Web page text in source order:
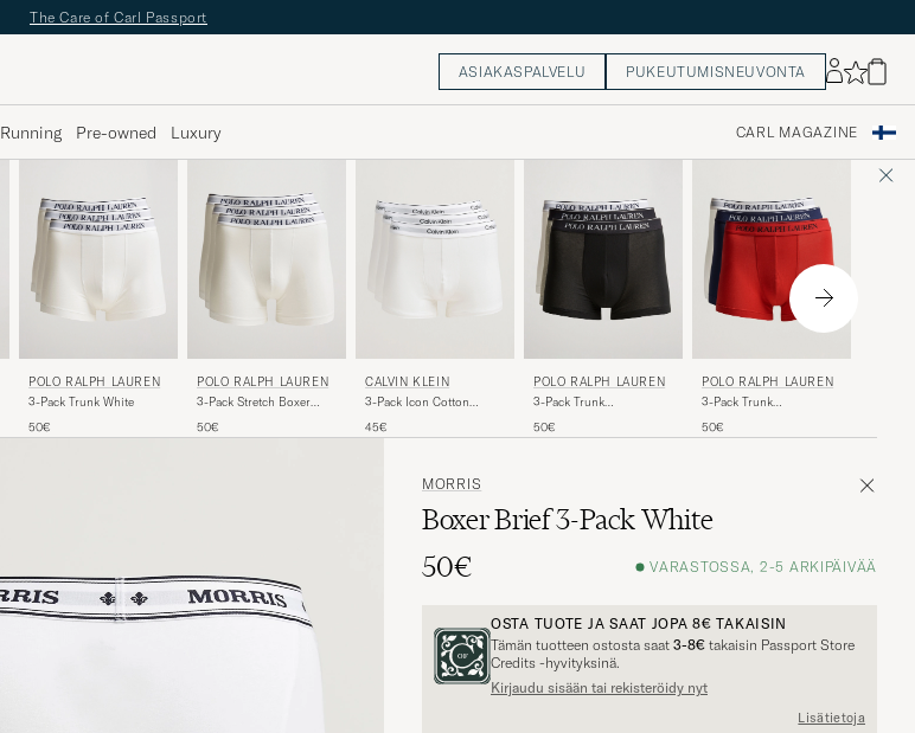
The Care of Carl Passport
ASIAKASPALVELU PUKEUTUMISNEUVONTA
Running Pre-owned Luxury CARL MAGAZINE
POLO RALPH LAUREN
3-Pack Trunk White
50€
POLO RALPH LAUREN
3-Pack Stretch Boxer
50€
CALVIN KLEIN
3-Pack Icon Cotton
White
45€
POLO RALPH LAUREN
3-Pack Trunk
50€
POLO RALPH LAUREN
3-Pack Trunk
50€
MORRIS
Boxer Brief 3-Pack White
50€
VARASTOSSA, 2-5 ARKIPÄIVÄÄ
OSTA TUOTE JA SAAT JOPA8€ TAKAISIN
Tämän tuotteen ostosta saat 3-8€ takaisin Passport Store
Credits -hyvityksinä.
Kirjaudu sisään tai rekisteröidy nyt
Lisätietoja